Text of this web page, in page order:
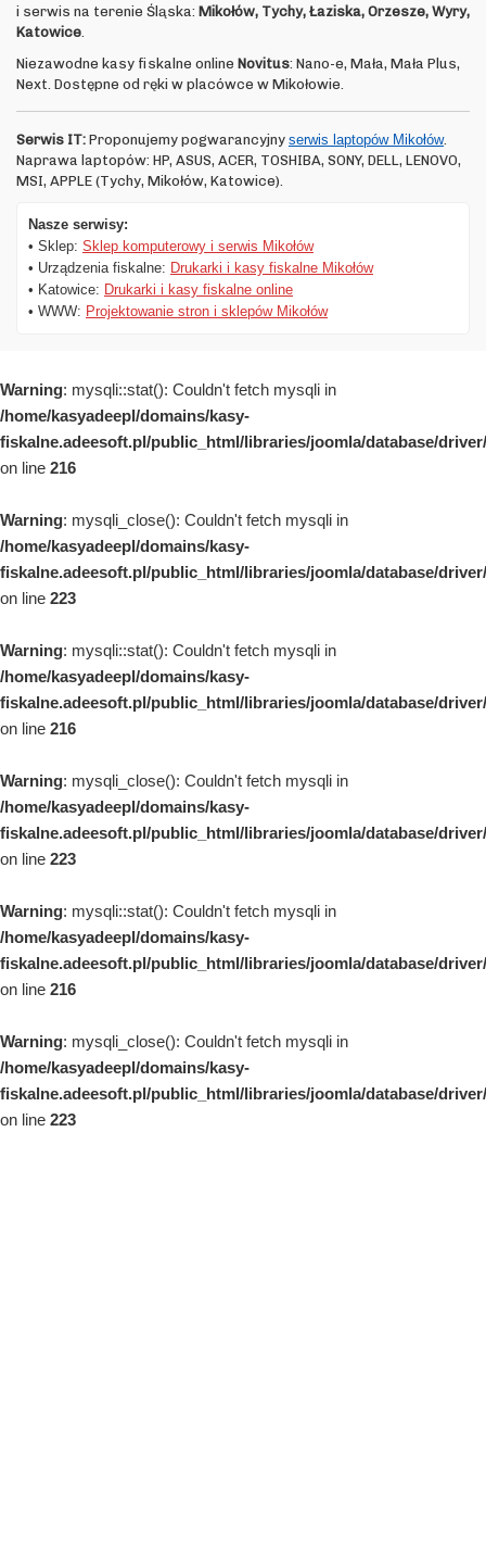
i serwis na terenie Śląska: Mikołów, Tychy, Łaziska, Orzesze, Wyry,
Katowice.
Niezawodne kasy fiskalne online Novitus: Nano-e, Mała, Mała Plus,
Next. Dostępne od ręki w placówce w Mikołowie.
Serwis IT: Proponujemy pogwarancyjny serwis laptopów Mikołów.
Naprawa laptopów: HP, ASUS, ACER, TOSHIBA, SONY, DELL, LENOVO,
MSI, APPLE (Tychy, Mikołów, Katowice).
Nasze serwisy:
• Sklep: Sklep komputerowy i serwis Mikołów
• Urządzenia fiskalne: Drukarki i kasy fiskalne Mikołów
• Katowice: Drukarki i kasy fiskalne online
• WWW: Projektowanie stron i sklepów Mikołów
Warning: mysqli::stat(): Couldn't fetch mysqli in
/home/kasyadeepl/domains/kasy-
fiskalne.adeesoft.pl/public_html/libraries/joomla/database/
on line 216
Warning: mysqli_close(): Couldn't fetch mysqli in
/home/kasyadeepl/domains/kasy-
fiskalne.adeesoft.pl/public_html/libraries/joomla/database/
on line 223
Warning: mysqli::stat(): Couldn't fetch mysqli in
/home/kasyadeepl/domains/kasy-
fiskalne.adeesoft.pl/public_html/libraries/joomla/database/
on line 216
Warning: mysqli_close(): Couldn't fetch mysqli in
/home/kasyadeepl/domains/kasy-
fiskalne.adeesoft.pl/public_html/libraries/joomla/database/
on line 223
Warning: mysqli::stat(): Couldn't fetch mysqli in
/home/kasyadeepl/domains/kasy-
fiskalne.adeesoft.pl/public_html/libraries/joomla/database/
on line 216
Warning: mysqli_close(): Couldn't fetch mysqli in
/home/kasyadeepl/domains/kasy-
fiskalne.adeesoft.pl/public_html/libraries/joomla/database/
on line 223